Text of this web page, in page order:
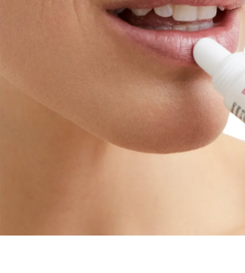
a regeneração da pele dos lábios,
novamente suaves e hidratados.
enviam sinais de SOS, Aquaphor
Labial é a solução. O protetor não
nem conservantes e é fornecido
de 10 ml que facilita a sua
adultos e crianças com idade